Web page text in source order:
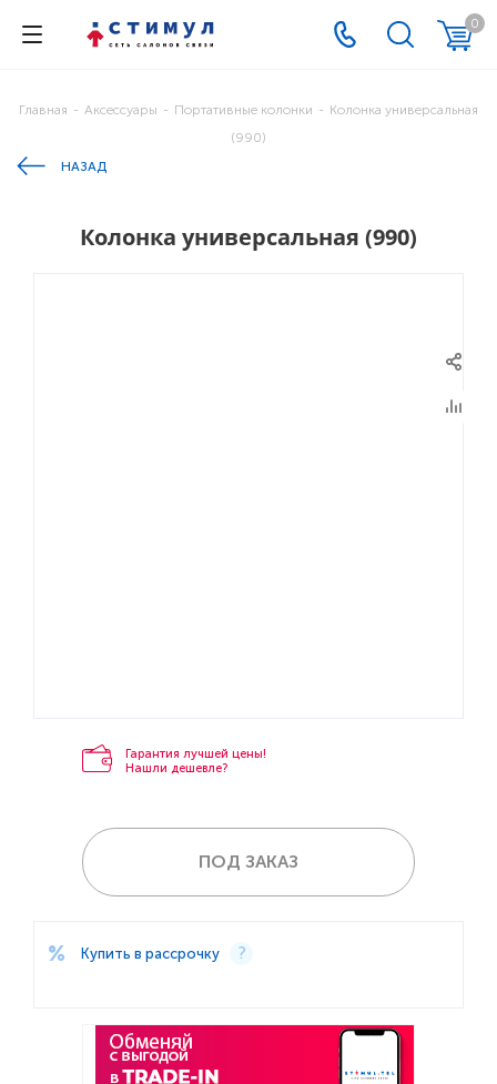
0
Главная - Аксессуары - Портативные колонки - Колонка универсальная
(990)
НАЗАД
Колонка универсальная (990)
Гарантия лучшей цены!
Нашли дешевле?
ПОД ЗАКАЗ
Купить в рассрочку